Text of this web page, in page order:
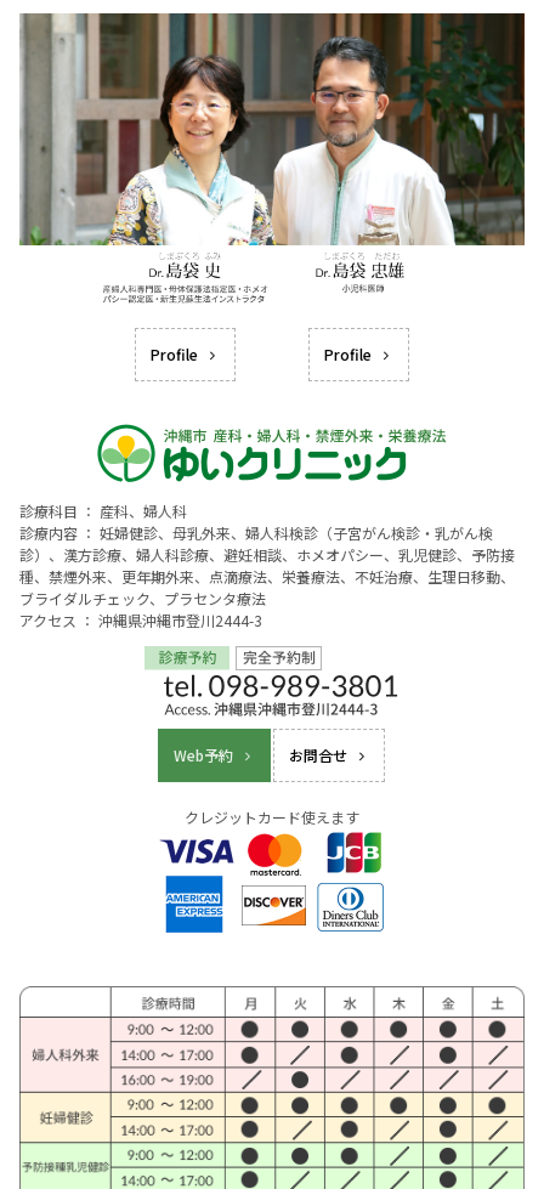
Profile Profile
診療科目 ： 産科、婦人科
診療内容 ： 妊婦健診、母乳外来、婦人科検診（子宮がん検診・乳がん検
診）、漢方診療、婦人科診療、避妊相談、ホメオパシー、乳児健診、予防接
種、禁煙外来、更年期外来、点滴療法、栄養療法、不妊治療、生理日移動、
ブライダルチェック、プラセンタ療法
アクセス ： 沖縄県沖縄市登川2444-3
Web予約 お問合せ
クレジットカード使えます